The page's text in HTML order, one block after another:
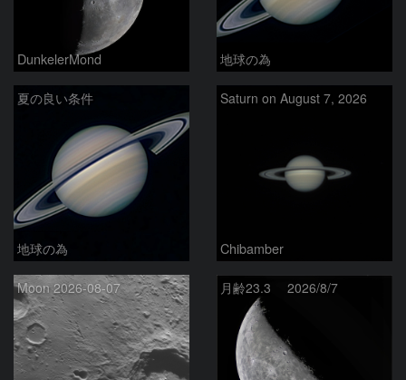
DunkelerMond 地球の為
夏の良い条件
地球の為
Saturn on August 7, 2026
Chibamber
Moon 2026-08-07 月齢23.3 2026/8/7